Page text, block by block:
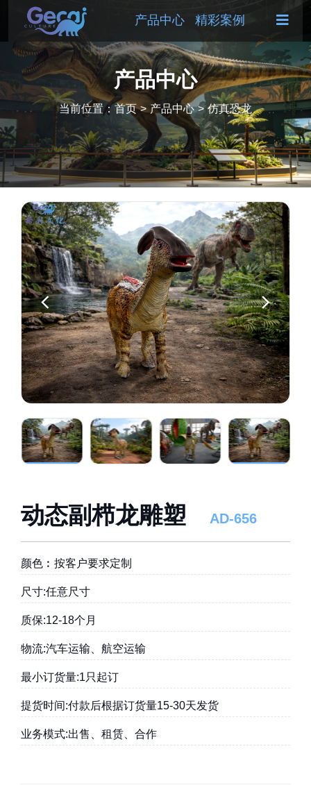
产品中心 精彩案例
产品中心
当前位置：首页 > 产品中心 > 仿真恐龙
动态副栉龙雕塑 AD-656
颜色︰按客户要求定制
尺寸:任意尺寸
质保:12-18个月
物流:汽车运输、航空运输
最小订货量:1只起订
提货时间:付款后根据订货量15-30天发货
业务模式:出售、租赁、合作